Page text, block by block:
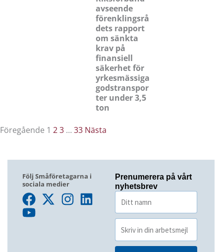
avseende
förenklingsrå
dets rapport
om sänkta
krav på
finansiell
säkerhet för
yrkesmässiga
godstranspor
ter under 3,5
ton
Föregående 1 23 … 33 Nästa
Följ Småföretagarna i
sociala medier
Prenumerera på vårt
nyhetsbrev